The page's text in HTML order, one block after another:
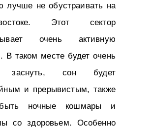
лучше не обустраивать на
востоке. Этот сектор
очень активную
В таком месте будет очень
заснуть, сон будет
и прерывистым, также
ночные кошмары и
со здоровьем. Особенно